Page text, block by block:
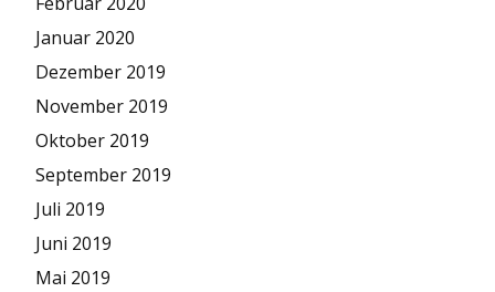
Januar 2020
Dezember 2019
November 2019
Oktober 2019
September 2019
Juli 2019
Juni 2019
Mai 2019